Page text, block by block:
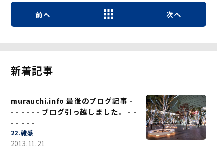
前へ 次へ
新着記事
murauchi.info 最後のブログ記事 -
- - - - - - ブログ引っ越しました。 - -
- - - - -
22.雑感
2013.11.21